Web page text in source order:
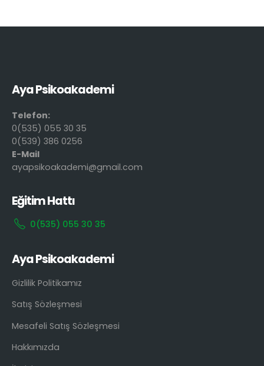
Aya Psikoakademi
Telefon:
0(535) 055 30 35
0(539) 386 0256
E-Mail
ayapsikoakademi@gmail.com
Eğitim Hattı
0(535) 055 30 35
Aya Psikoakademi
Gizlilik Politikamız
Satış Sözleşmesi
Mesafeli Satış Sözleşmesi
Hakkımızda